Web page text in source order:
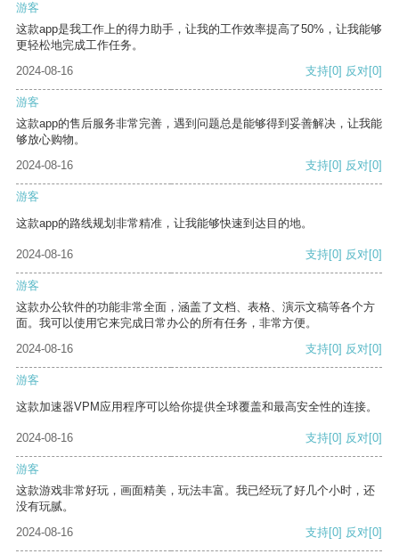
游客
这款app是我工作上的得力助手，让我的工作效率提高了50%，让我能够
更轻松地完成工作任务。
2024-08-16
支持[0] 反对[0]
游客
这款app的售后服务非常完善，遇到问题总是能够得到妥善解决，让我能
够放心购物。
2024-08-16
支持[0] 反对[0]
游客
这款app的路线规划非常精准，让我能够快速到达目的地。
2024-08-16 支持[0] 反对[0]
游客
这款办公软件的功能非常全面，涵盖了文档、表格、演示文稿等各个方
面。我可以使用它来完成日常办公的所有任务，非常方便。
2024-08-16
支持[0] 反对[0]
游客
这款加速器VPM应用程序可以给你提供全球覆盖和最高安全性的连接。
2024-08-16 支持[0] 反对[0]
游客
这款游戏非常好玩，画面精美，玩法丰富。我已经玩了好几个小时，还
没有玩腻。
2024-08-16
支持[0] 反对[0]